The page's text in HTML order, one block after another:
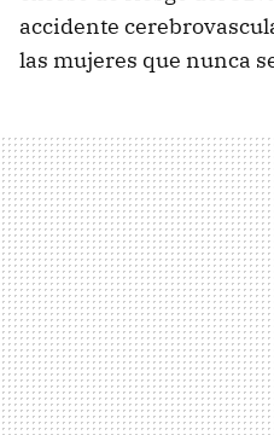
accidente
las mujeres que nunca